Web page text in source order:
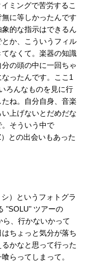
ミングで苦労するこ
に等しかったんです
的な指示はできるん
か、こういうフィル
なくて。楽器の知識
の頭の中に一回ちゃ
ったんです。ここ1
ろんなものを見に行
ね。自分自身、音楽
上げないとだめだな
そういう中で
との出会いもあった
）というフォトグラ
"SOLU" ツアーの
ら、行かないかって
ちょっと気分が落ち
かなと思って行った
らってしまって。